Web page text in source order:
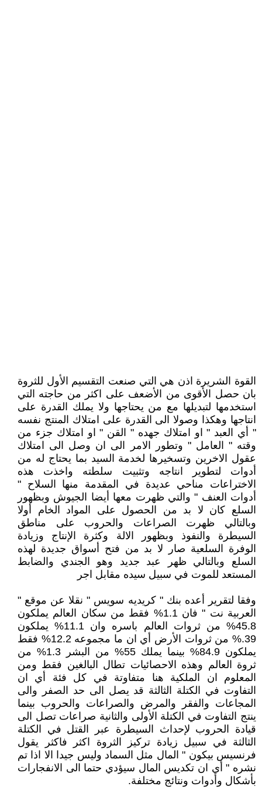
القوة الشريرة اذن هي التي صنعت التقسيم الأول للثروة
بان حصل الأقوى من الأضعف على اكثر من حاجته التي
استخدمها لتبديلها مع من يحتاجها ولا يملك القدرة على
انتاجها وهكذا وصولا الى القدرة على امتلاك المنتج نفسه
" أي العبد " او امتلاك جهده " القن " او امتلاك جزء من
وقته " العامل " وتطور الامر الى ان وصل الى امتلاك
عقول الاخرين وتسخيرها لخدمة السيد بما يحتاج له من
أدوات لتطوير انتاجه وتثبيت سلطته واخذت هذه
الاختراعات مناحي عديدة في المقدمة منها السلاح "
أدوات العنف " والتي ظهرت معها أيضا الجيوش وبظهور
السلع كان لا بد من الحصول على المواد الخام أولا
وبالتالي ظهرت الصراعات والحروب على مناطق
السيطرة والنفوذ وبظهور الالة وكثرة الإنتاج وزيادة
الوفرة السلعية صار لا بد من فتح أسواق جديدة لهذه
السلع وبالتالي ظهر عبد جديد وهو الجندي والضابط
المستعد للموت في سبيل سيده مقابل اجر
وفقا لتقرير أعده بنك " كريديه سويس " نقلا عن موقع "
العربية نت " فان 1.1% فقط من سكان العالم يملكون
45.8% من ثروات العالم باسره وان 11.1% يملكون
39.% من ثروات الأرض أي ان ما مجموعه 12.2% فقط
يملكون 84.9% بينما يملك 55% من البشر 1.3% من
ثروة العالم وهذه الاحصائيات تطال البالغين فقط ومن
المعلوم ان الملكية هنا متفاوتة في كل فئة أي ان
التفاوت في الكتلة الثالثة قد يصل الى حد الصفر والى
المجاعات والفقر والمرض والصراعات والحروب بينما
ينتج التفاوت في الكتلة الأولى والثانية صراعات تصل الى
قيادة الحروب لإحداث السيطرة عبر القتل في الكتلة
الثالثة في سبيل زيادة تركيز الثروة اكثر فاكثر يقول
فرنسيس بيكون " المال مثل السماد وليس جيدا الا اذا تم
نشره " أي ان تكديس المال سيؤدي حتما الى الانفجارات
بأشكال وأدوات ونتائج مختلفة.